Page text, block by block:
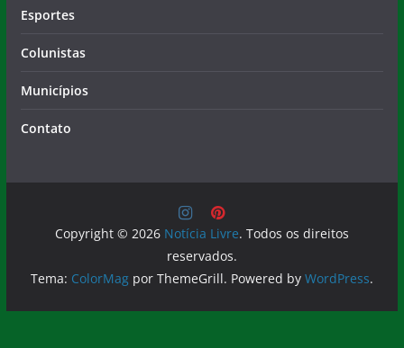
Esportes
Colunistas
Municípios
Contato
Copyright © 2026 Notícia Livre. Todos os direitos
reservados.
Tema: ColorMagpor ThemeGrill. Powered by WordPress.